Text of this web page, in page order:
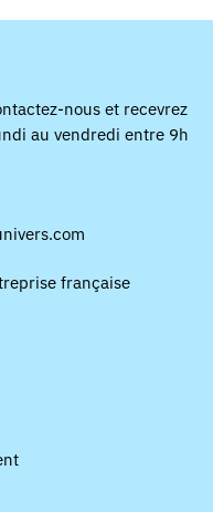
nous et recevrez
au vendredi entre 9h
française